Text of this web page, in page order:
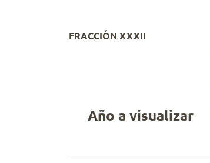
FRACCIÓN XXXII
Año a visualizar